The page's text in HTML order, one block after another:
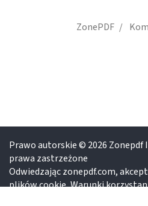
ZonePDF
Prawo autorskie © 2026 Zonepdf
prawa zastrzeżone
Odwiedzając zonepdf.com,
plików cookie,Warunki